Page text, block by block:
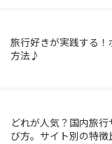
旅行好きが実践する
方法♪
どれが人気？国内旅
び方。サイト別の特